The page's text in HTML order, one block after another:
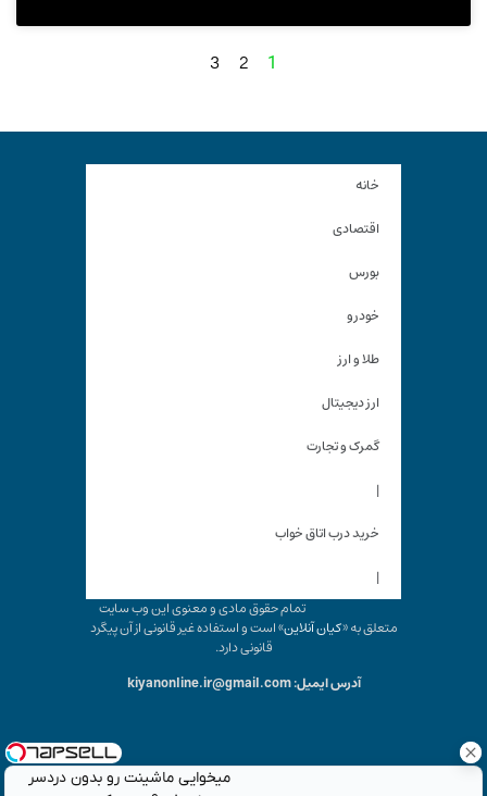
میخوایی ماشینت رو بدون دردسر
1
2
3
خانه
اقتصادی
بورس
خودرو
طلا و ارز
ارز دیجیتال
گمرک و تجارت
|
خرید درب اتاق خواب
|
تمام حقوق مادی و معنوی این وب سایت
متعلق به «کیان آنلاین» است و استفاده غیر قانونی از آن پیگرد
قانونی دارد.
آدرس ایمیل: kiyanonline.ir@gmail.com